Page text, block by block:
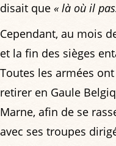
disait que « là où il
Cependant, au mois
et la fin des sièges
Toutes les armées
retirer en Gaule
Marne, afin de se
avec ses troupes